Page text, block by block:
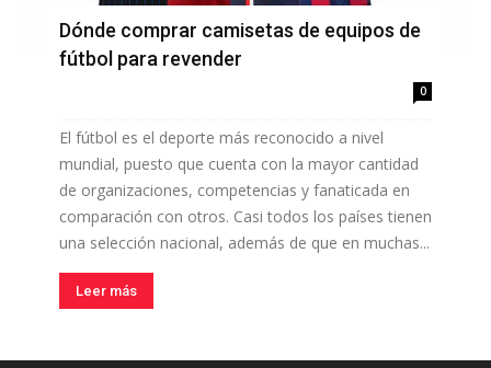
Dónde comprar camisetas de equipos de
fútbol para revender
0
El fútbol es el deporte más reconocido a nivel
mundial, puesto que cuenta con la mayor cantidad
de organizaciones, competencias y fanaticada en
comparación con otros. Casi todos los países tienen
una selección nacional, además de que en muchas...
Leer más